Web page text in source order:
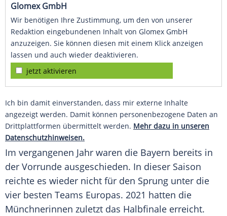
Glomex GmbH
Wir benötigen Ihre Zustimmung, um den von unserer
Redaktion eingebundenen Inhalt von Glomex GmbH
anzuzeigen. Sie können diesen mit einem Klick anzeigen
lassen und auch wieder deaktivieren.
jetzt aktivieren
Ich bin damit einverstanden, dass mir externe Inhalte
angezeigt werden. Damit können personenbezogene Daten an
Drittplattformen übermittelt werden. Mehr dazu in unseren
Datenschutzhinweisen.
Im vergangenen Jahr waren die Bayern bereits in
der Vorrunde ausgeschieden. In dieser Saison
reichte es wieder nicht für den Sprung unter die
vier besten Teams Europas. 2021 hatten die
Münchnerinnen zuletzt das Halbfinale erreicht.